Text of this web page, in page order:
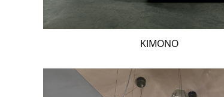
KIMONO